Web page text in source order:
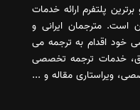
پلتفرم ارائه خدمات
است. مترجمان ایرانی و
خود اقدام به ترجمه می
خدمات ترجمه تخصصی
ویراستاری مقاله و ...